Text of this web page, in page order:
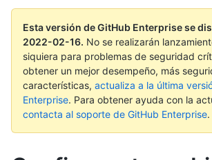
Esta versión de GitHub Enterprise se
2022-02-16. No se realizarán
siquiera para problemas de seguridad
obtener un mejor desempeño, más
características, actualiza a la última
Enterprise. Para obtener ayuda con la
contacta al soporte de GitHub Enterprise.